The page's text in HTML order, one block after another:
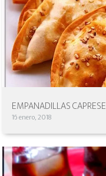
EMPANADILLAS CAPRESE
16 enero, 2018